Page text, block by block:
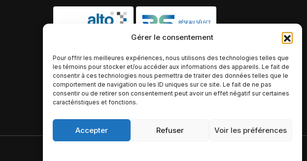
Gérer le consentement
Pour offrir les meilleures expériences, nous utilisons des technologies telles que
les témoins pour stocker et/ou accéder aux informations des appareils. Le fait de
consentir à ces technologies nous permettra de traiter des données telles que le
comportement de navigation ou les ID uniques sur ce site. Le fait de ne pas
consentir ou de retirer son consentement peut avoir un effet négatif sur certaines
caractéristiques et fonctions.
Accepter Refuser Voir les préférences